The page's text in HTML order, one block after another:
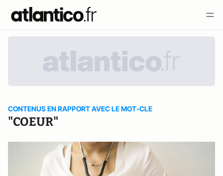
CONTENUS EN RAPPORT AVEC LE MOT-CLE
"COEUR"